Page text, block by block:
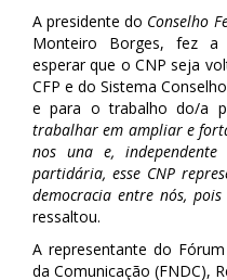
A presidente do Conselho
Monteiro Borges, fez a
esperar que o CNP seja
CFP e do Sistema
e para o trabalho do/a
trabalhar em ampliar e
nos una e,
partidária, esse CNP
democracia entre nós,
ressaltou.
A representante do
da Comunicação (FNDC),